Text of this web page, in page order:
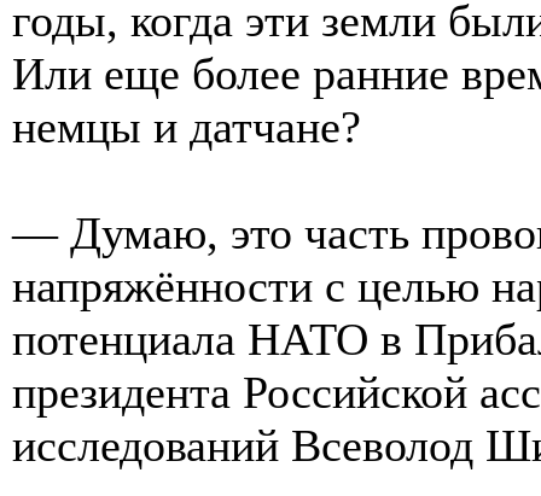
годы, когда эти земли
Или еще более ранние
немцы и датчане?
— Думаю, это часть
напряжённости с целью
потенциала НАТО в
президента Российской
исследований Всеволод